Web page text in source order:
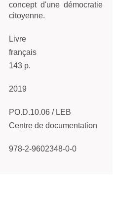
concept d'une démocratie
citoyenne.
Livre
français
143 p.
2019
PO.D.10.06 / LEB
Centre de documentation
978-2-9602348-0-0